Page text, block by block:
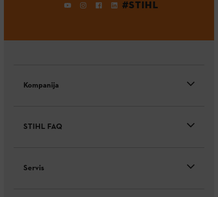
#STIHL
Kompanija
STIHL FAQ
Servis